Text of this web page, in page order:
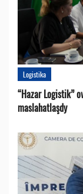
Logistika
“Hazar Logistik”
maslahatlaşdy